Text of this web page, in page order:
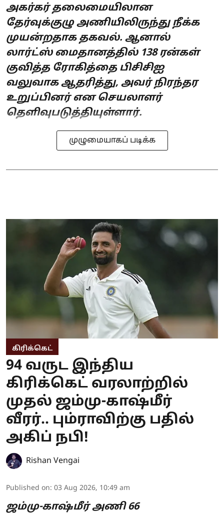
அகர்கர் தலைமையிலான
தேர்வுக்குழு அணியிலிருந்து நீக்க
முயன்றதாக தகவல். ஆனால்
லார்ட்ஸ் மைதானத்தில் 138 ரன்கள்
குவித்த ரோகித்தை பிசிசிஐ
வலுவாக ஆதரித்து, அவர் நிரந்தர
உறுப்பினர் என செயலாளர்
தெளிவுபடுத்தியுள்ளார்.
முழுமையாகப் படிக்க
கிரிக்கெட்
94 வருட இந்திய
கிரிக்கெட் வரலாற்றில்
முதல் ஜம்மு-காஷ்மீர்
வீரர்.. பும்ராவிற்கு பதில்
அகிப் நபி!
Rishan Vengai
Published on: 03 Aug 2026, 10:49 am
ஜம்மு-காஷ்மீர் அணி 66